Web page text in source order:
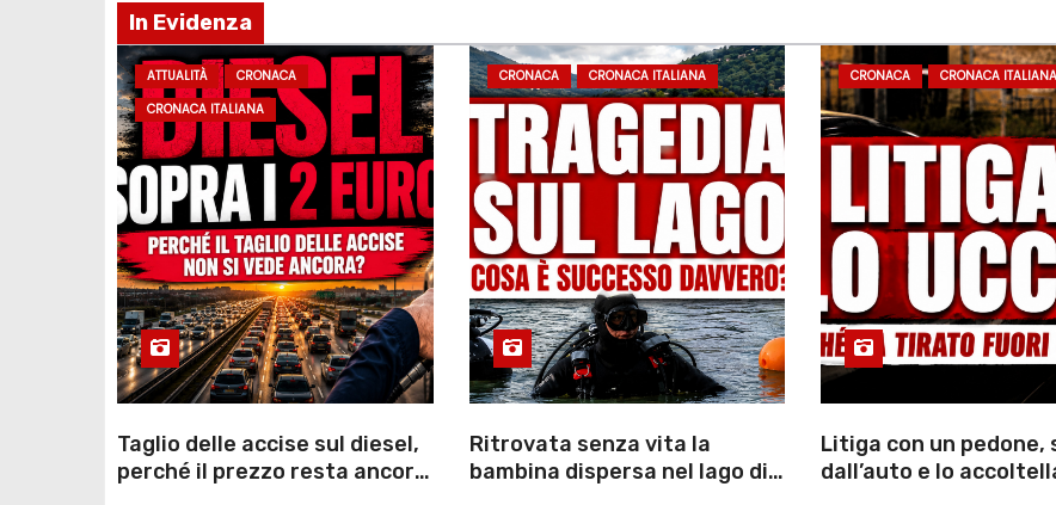
In Evidenza
ATTUALITÀ
CRONACA
CRONACA ITALIANA
Taglio delle accise sul diesel,
perché il prezzo resta ancora
CRONACA CRONACA ITALIANA
Ritrovata senza vita la
bambina dispersa nel lago di
CRONACA CRONACA ITALIANA
Litiga con un pedone,
dall’auto e lo